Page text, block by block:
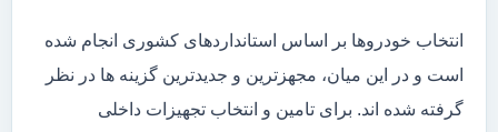
انتخاب خودروها بر اساس استانداردهای کشوری انجام شده
است و در این میان، مجهزترین و جدیدترین گزینه ها در نظر
گرفته شده اند. برای تامین و انتخاب تجهیزات داخلی